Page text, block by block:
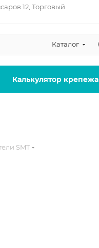
12, Торговый
Каталог
Калькулятор крепежа
SMT